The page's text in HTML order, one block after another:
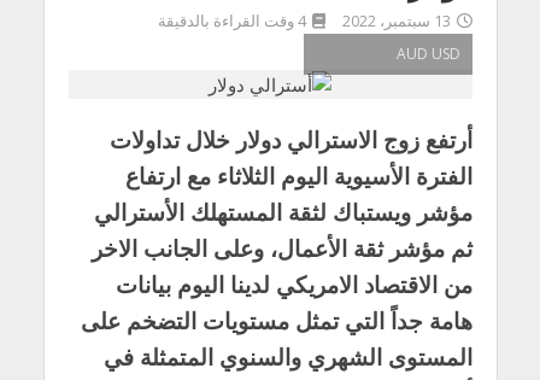
13 سبتمبر، 2022
4 وقت القراءة بالدقيقة
AUD USD
أرتفع زوج الاسترالي دولار خلال تداولات
الفترة الأسيوية اليوم الثلاثاء مع ارتفاع
مؤشر ويستباك لثقة المستهلك الأسترالي
ثم مؤشر ثقة الأعمال، وعلى الجانب الاخر
من الاقتصاد الامريكي لدينا اليوم بيانات
هامة جداً التي تمثل مستويات التضخم على
المستوى الشهري والسنوي المتمثلة في